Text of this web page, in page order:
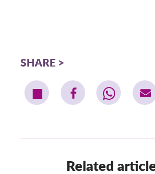
SHARE
Related